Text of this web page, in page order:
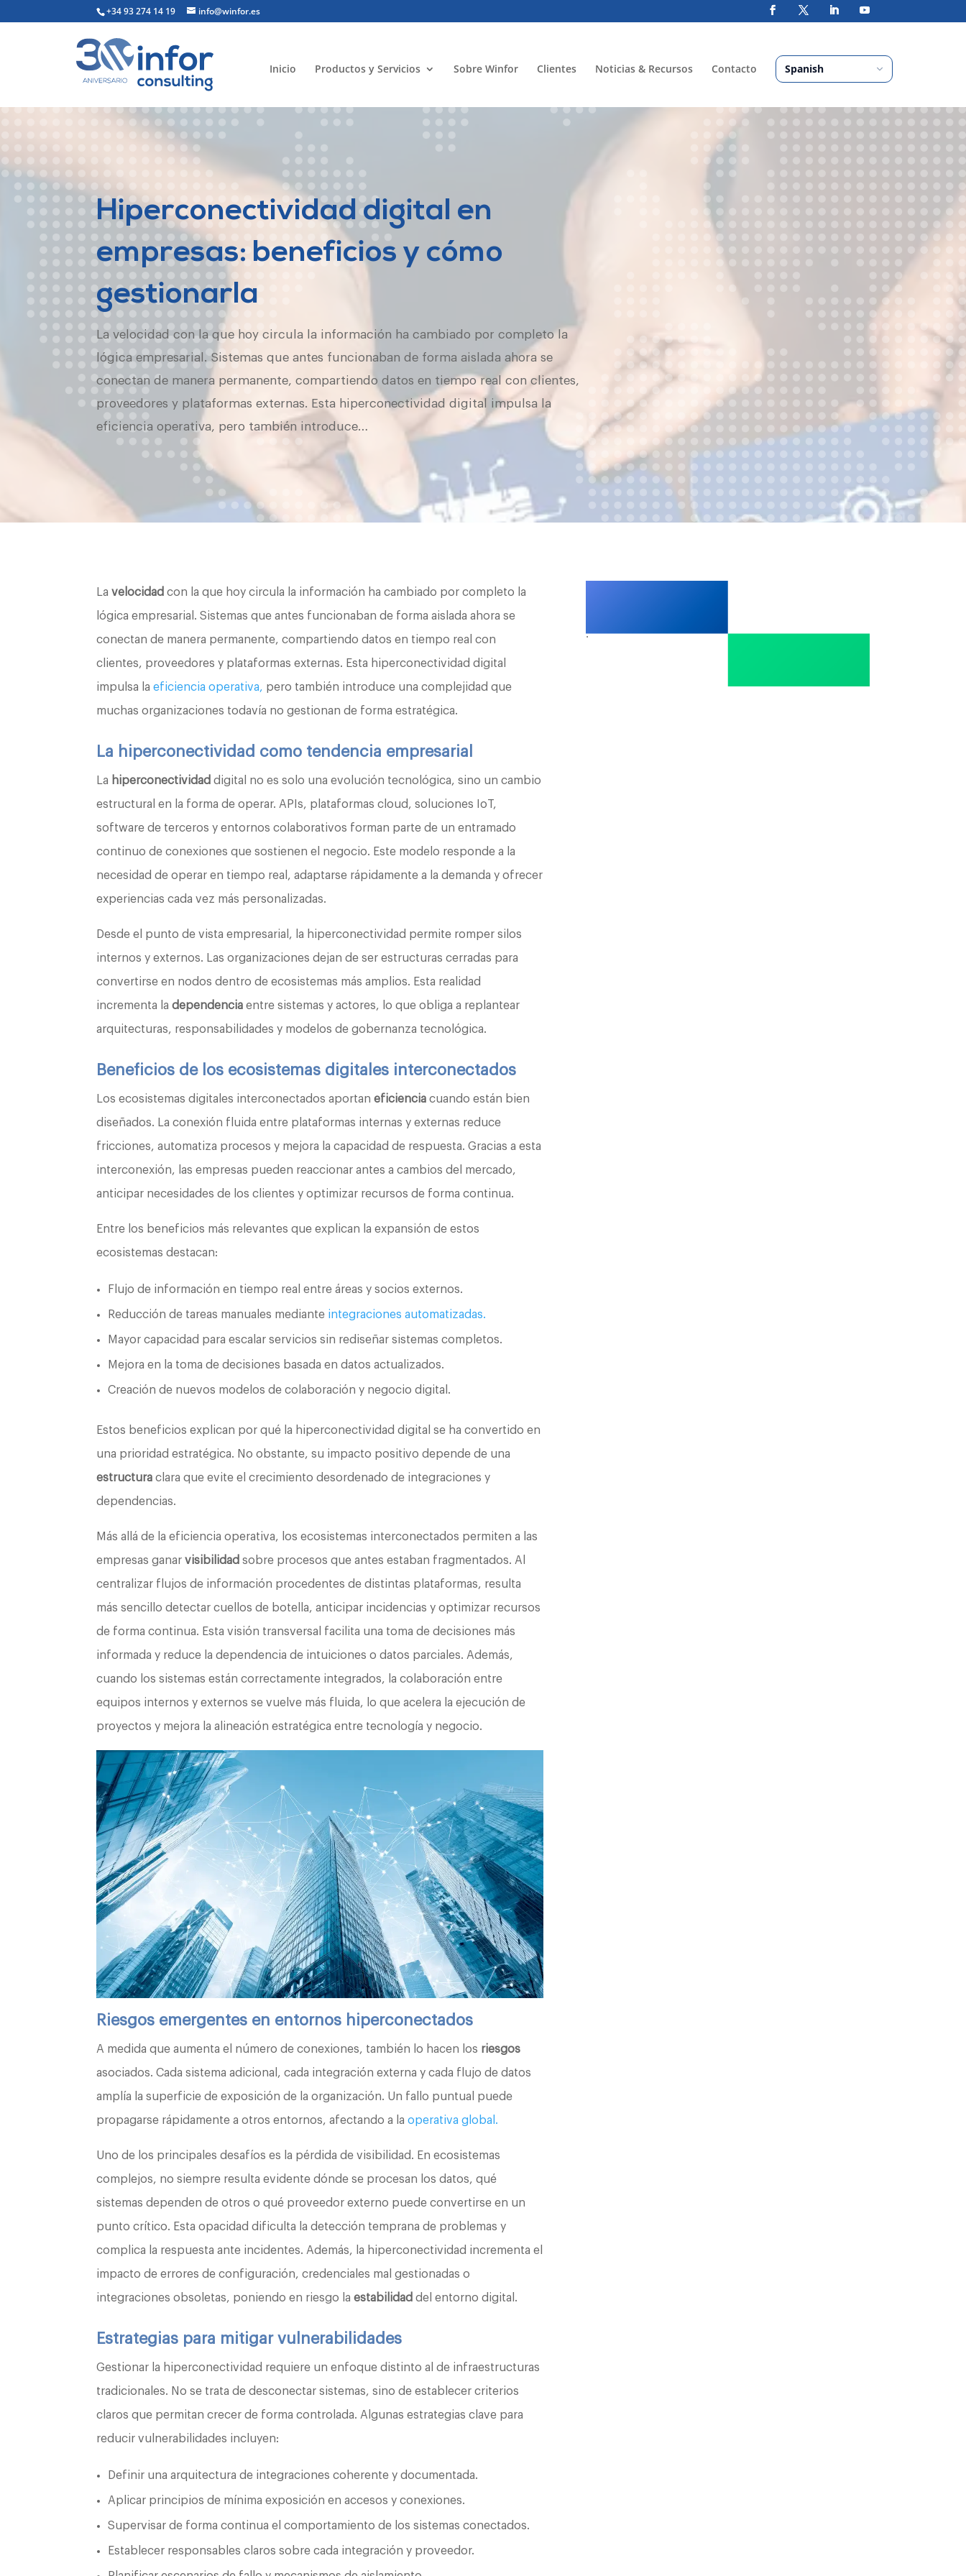
+34 93 274 14 19 info@winfor.es
Inicio Productos y Servicios Sobre Winfor Clientes Noticias & Recursos Contacto
Hiperconectividad digital en
empresas: beneficios y cómo
gestionarla
La velocidad con la que hoy circula la información ha cambiado por completo la
lógica empresarial. Sistemas que antes funcionaban de forma aislada ahora se
conectan de manera permanente, compartiendo datos en tiempo real con clientes,
proveedores y plataformas externas. Esta hiperconectividad digital impulsa la
eficiencia operativa, pero también introduce…
Lavelocidad con la que hoy circula la información ha cambiado por completo la
lógica empresarial. Sistemas que antes funcionaban de forma aislada ahora se
conectan de manera permanente, compartiendo datos en tiempo real con
clientes, proveedores y plataformas externas. Esta hiperconectividad digital
impulsa laeficiencia operativa, pero también introduce una complejidad que
muchas organizaciones todavía no gestionan de forma estratégica.
La hiperconectividad como tendencia empresarial
La hiperconectividad digital no es solo una evolución tecnológica, sino un cambio
estructural en la forma de operar. APIs, plataformas cloud, soluciones IoT,
software de terceros y entornos colaborativos forman parte de un entramado
continuo de conexiones que sostienen el negocio. Este modelo responde a la
necesidad de operar en tiempo real, adaptarse rápidamente a la demanda y ofrecer
experiencias cada vez más personalizadas.
Desde el punto de vista empresarial, la hiperconectividad permite romper silos
internos y externos. Las organizaciones dejan de ser estructuras cerradas para
convertirse en nodos dentro de ecosistemas más amplios. Esta realidad
incrementa ladependencia entre sistemas y actores, lo que obliga a replantear
arquitecturas, responsabilidades y modelos de gobernanza tecnológica.
Beneficios de los ecosistemas digitales interconectados
Los ecosistemas digitales interconectados aportaneficiencia cuando están bien
diseñados. La conexión fluida entre plataformas internas y externas reduce
fricciones, automatiza procesos y mejora la capacidad de respuesta. Gracias a esta
interconexión, las empresas pueden reaccionar antes a cambios del mercado,
anticipar necesidades de los clientes y optimizar recursos de forma continua.
Entre los beneficios más relevantes que explican la expansión de estos
ecosistemas destacan:
Flujo de información en tiempo real entre áreas y socios externos.
Reducción de tareas manuales mediante integraciones automatizadas.
Mayor capacidad para escalar servicios sin rediseñar sistemas completos.
Mejora en la toma de decisiones basada en datos actualizados.
Creación de nuevos modelos de colaboración y negocio digital.
Estos beneficios explican por qué la hiperconectividad digital se ha convertido en
una prioridad estratégica. No obstante, su impacto positivo depende de una
estructura clara que evite el crecimiento desordenado de integraciones y
dependencias.
Más allá de la eficiencia operativa, los ecosistemas interconectados permiten a las
empresas ganarvisibilidad sobre procesos que antes estaban fragmentados. Al
centralizar flujos de información procedentes de distintas plataformas, resulta
más sencillo detectar cuellos de botella, anticipar incidencias y optimizar recursos
de forma continua. Esta visión transversal facilita una toma de decisiones más
informada y reduce la dependencia de intuiciones o datos parciales. Además,
cuando los sistemas están correctamente integrados, la colaboración entre
equipos internos y externos se vuelve más fluida, lo que acelera la ejecución de
proyectos y mejora la alineación estratégica entre tecnología y negocio.
Riesgos emergentes en entornos hiperconectados
A medida que aumenta el número de conexiones, también lo hacen los riesgos
asociados. Cada sistema adicional, cada integración externa y cada flujo de datos
amplía la superficie de exposición de la organización. Un fallo puntual puede
propagarse rápidamente a otros entornos, afectando a laoperativa global.
Uno de los principales desafíos es la pérdida de visibilidad. En ecosistemas
complejos, no siempre resulta evidente dónde se procesan los datos, qué
sistemas dependen de otros o qué proveedor externo puede convertirse en un
punto crítico. Esta opacidad dificulta la detección temprana de problemas y
complica la respuesta ante incidentes. Además, la hiperconectividad incrementa el
impacto de errores de configuración, credenciales mal gestionadas o
integraciones obsoletas, poniendo en riesgo laestabilidad del entorno digital.
Estrategias para mitigar vulnerabilidades
Gestionar la hiperconectividad requiere un enfoque distinto al de infraestructuras
tradicionales. No se trata de desconectar sistemas, sino de establecer criterios
claros que permitan crecer de forma controlada. Algunas estrategias clave para
reducir vulnerabilidades incluyen:
Definir una arquitectura de integraciones coherente y documentada.
Aplicar principios de mínima exposición en accesos y conexiones.
Supervisar de forma continua el comportamiento de los sistemas conectados.
Establecer responsables claros sobre cada integración y proveedor.
.